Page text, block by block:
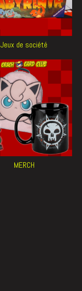
Jeux de société
MERCH